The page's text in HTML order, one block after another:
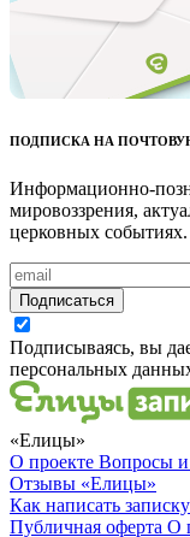
ПОДПИСКА НА
Информационно-
мировоззрения,
церковных событиях.
Подписаться
Подписываясь, вы
персональных
«Елицы»
О проекте Вопросы и
Отзывы «Елицы»
Как написать
Публичная оферта О